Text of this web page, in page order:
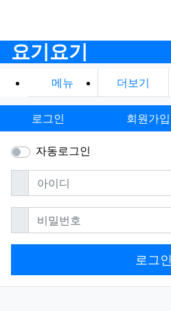
요기요기
메뉴 더보기
로그인 회원가입
자동로그인
아이디필수
비밀번호필수
로그인